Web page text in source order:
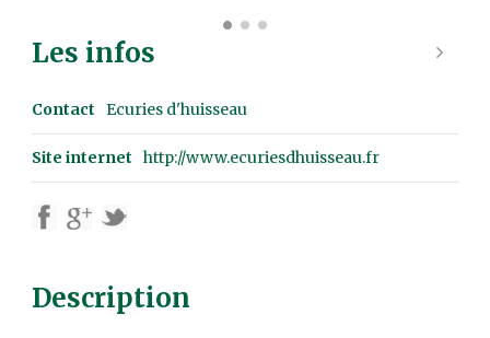
Les infos
Contact Ecuries d'huisseau
Site internet http://www.ecuriesdhuisseau.fr
Description